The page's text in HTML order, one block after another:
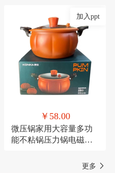
加入ppt
￥58.00
微压锅家用大容量多功
能不粘锅压力锅电磁炉
更多